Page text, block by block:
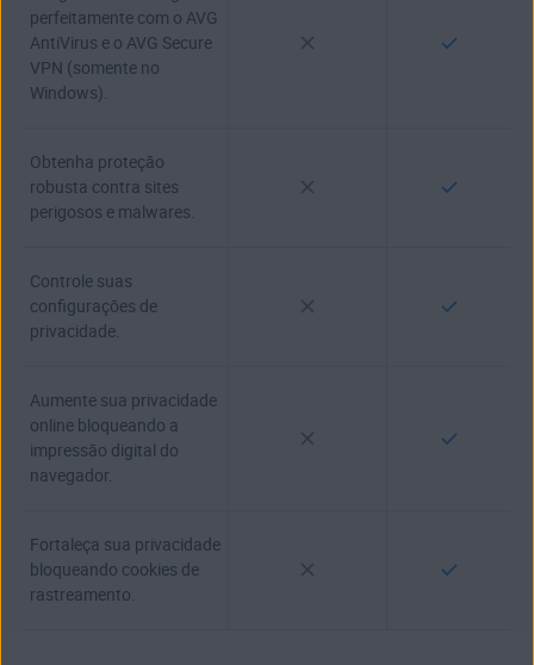
perfeitamente com o AVG
AntiVirus e o AVG Secure
VPN (somente no
Windows).
Obtenha proteção
robusta contra sites
perigosos e malwares.
Controle suas
configurações de
privacidade.
Aumente sua privacidade
online bloqueando a
impressão digital do
navegador.
Fortaleça sua privacidade
bloqueando cookies de
rastreamento.